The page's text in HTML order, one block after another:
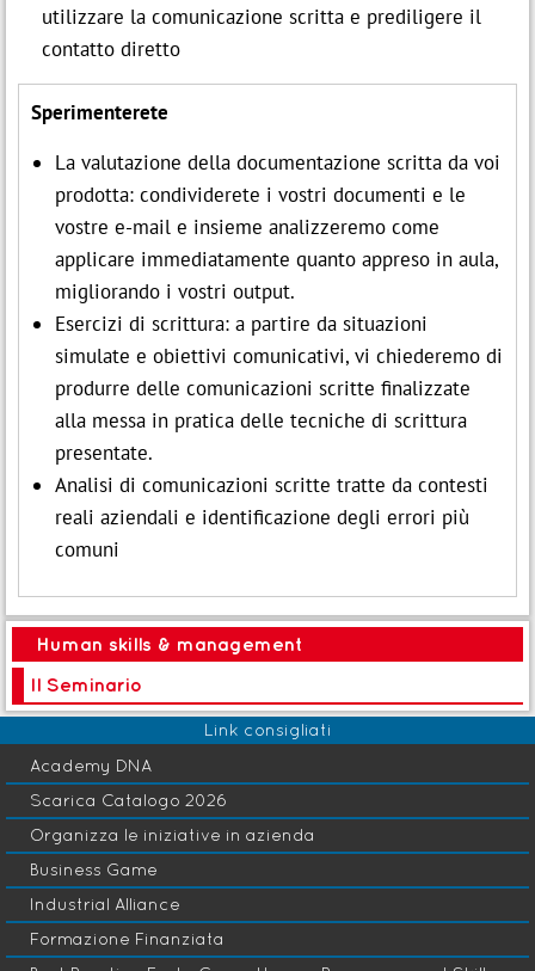
utilizzare la comunicazione scritta e prediligere il
contatto diretto
Sperimenterete
La valutazione della documentazione scritta da voi
prodotta: condividerete i vostri documenti e le
vostre e-mail e insieme analizzeremo come
applicare immediatamente quanto appreso in aula,
migliorando i vostri output.
Esercizi di scrittura: a partire da situazioni
simulate e obiettivi comunicativi, vi chiederemo di
produrre delle comunicazioni scritte finalizzate
alla messa in pratica delle tecniche di scrittura
presentate.
Analisi di comunicazioni scritte tratte da contesti
reali aziendali e identificazione degli errori più
comuni
Human skills & management
Il Seminario
Link consigliati
Academy DNA
Scarica Catalogo 2026
Organizza le iniziative in azienda
Business Game
Industrial Alliance
Formazione Finanziata